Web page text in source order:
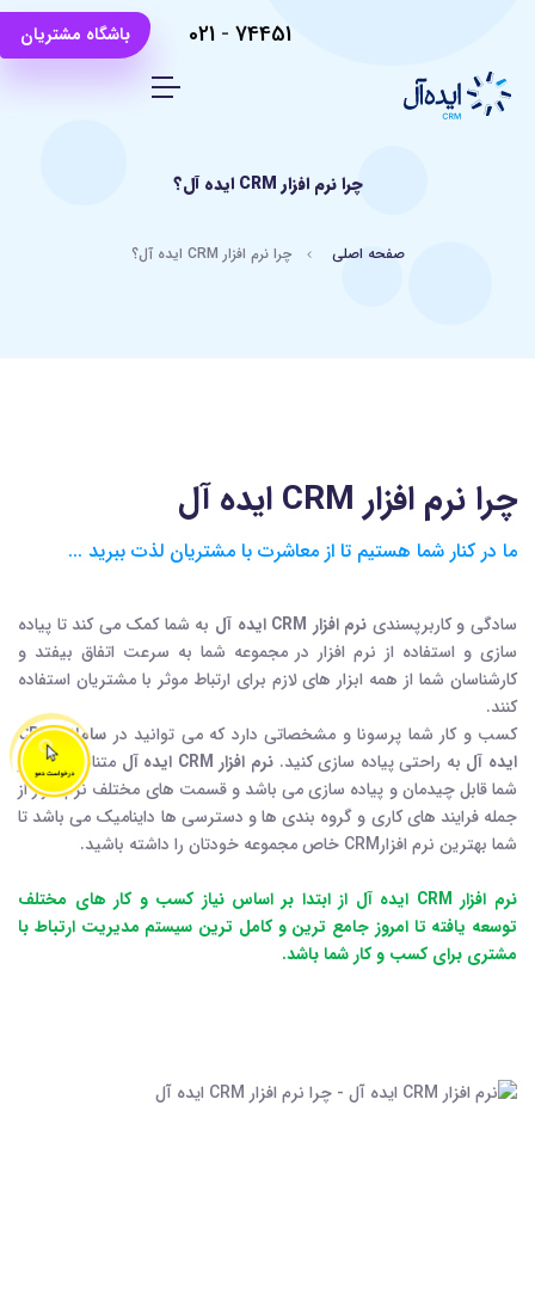
باشگاه مشتریان 74451
-
021
چرا نرم افزار CRM ایده آل؟
صفحه اصلی چرا نرم افزار CRM ایده آل؟
چرا نرم افزار CRM ایده آل
ما در کنار شما هستیم تا از معاشرت با مشتریان لذت ببرید ...
سادگی و کاربرپسندی نرم افزار CRM ایده آل
به شما کمک می کند تا پیاده
سازی و استفاده از نرم افزار در مجموعه شما به سرعت اتفاق بیفتد و
کارشناسان شما از همه ابزار های لازم برای ارتباط موثر با مشتریان استفاده
کنند.
کسب و کار شما پرسونا و مشخصاتی دارد که می توانید در
سامانه CRM
ایده آل به راحتی پیاده سازی کنید. نرم افزار CRM ایده آل
متناسب با نیاز
شما قابل چیدمان و پیاده سازی می باشد و قسمت های مختلف نرم افزار از
جمله فرایند های کاری و گروه بندی ها و دسترسی ها داینامیک می باشد تا
شما بهترین نرم افزارCRM خاص مجموعه خودتان را داشته باشید.
نرم افزار CRM ایده آل از ابتدا بر اساس نیاز کسب و کار های مختلف
توسعه یافته تا امروز جامع ترین و کامل ترین سیستم مدیریت ارتباط با
مشتری برای کسب و کار شما باشد.